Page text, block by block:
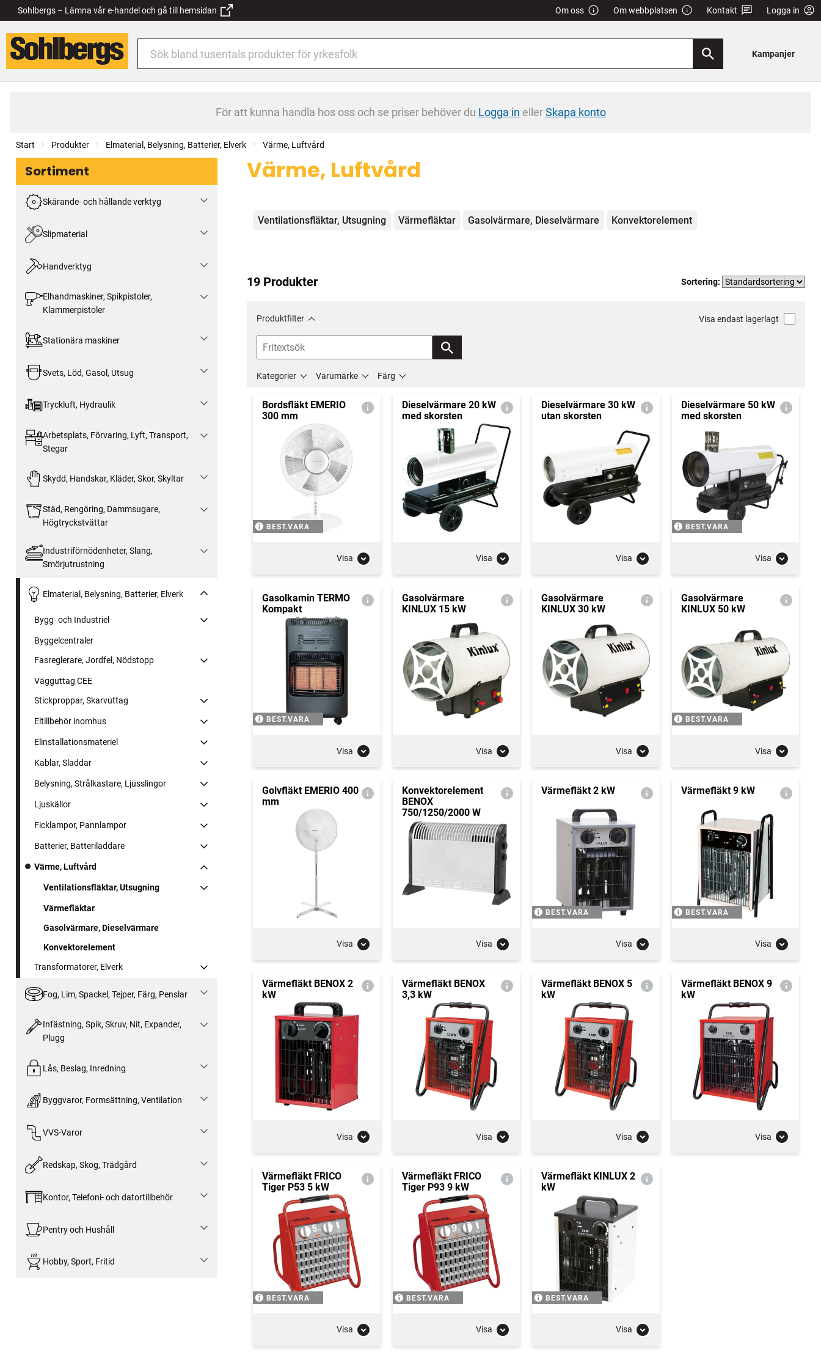
Sohlbergs – Lämna vår e-handel och gå till hemsidan Om oss Om webbplatsen Kontakt Logga in
Kampanjer
För att kunna handla hos oss och se priser behöver du Logga in ellerSkapa konto
Start Produkter Elmaterial, Belysning, Batterier, Elverk Värme, Luftvård
Sortiment
Skärande- och hållande verktyg
Slipmaterial
Handverktyg
Elhandmaskiner, Spikpistoler,
Klammerpistoler
Stationära maskiner
Svets, Löd, Gasol, Utsug
Tryckluft, Hydraulik
Arbetsplats, Förvaring, Lyft, Transport,
Stegar
Skydd, Handskar, Kläder, Skor, Skyltar
Städ, Rengöring, Dammsugare,
Högtryckstvättar
Industriförnödenheter, Slang,
Smörjutrustning
Elmaterial, Belysning, Batterier, Elverk
Bygg- och Industriel
Byggelcentraler
Fasreglerare, Jordfel, Nödstopp
Vägguttag CEE
Stickproppar, Skarvuttag
Eltillbehör inomhus
Elinstallationsmateriel
Kablar, Sladdar
Belysning, Strålkastare, Ljusslingor
Ljuskällor
Ficklampor, Pannlampor
Batterier, Batteriladdare
Värme, Luftvård
Ventilationsfläktar, Utsugning
Värmefläktar
Gasolvärmare, Dieselvärmare
Konvektorelement
Transformatorer, Elverk
Fog, Lim, Spackel, Tejper, Färg, Penslar
Infästning, Spik, Skruv, Nit, Expander,
Plugg
Lås, Beslag, Inredning
Byggvaror, Formsättning, Ventilation
VVS-Varor
Redskap, Skog, Trädgård
Kontor, Telefoni- och datortillbehör
Pentry och Hushåll
Hobby, Sport, Fritid
Värme, Luftvård
Kategorier
Ventilationsfläktar, Utsugning Värmefläktar Gasolvärmare, Dieselvärmare Konvektorelement
19 Produkter Sortering:
Produktfilter Visa endast lagerlagt
Kategorier Varumärke Färg
Bordsfläkt EMERIO
300 mm
BEST.VARA
Visa
Dieselvärmare 20 kW
med skorsten
Visa
Dieselvärmare 30 kW
utan skorsten
Visa
Dieselvärmare 50 kW
med skorsten
BEST.VARA
Visa
Gasolkamin TERMO
Kompakt
BEST.VARA
Visa
Gasolvärmare
KINLUX 15 kW
Visa
Gasolvärmare
KINLUX 30 kW
Visa
Gasolvärmare
KINLUX 50 kW
BEST.VARA
Visa
Golvfläkt EMERIO 400
mm
Visa
Konvektorelement
BENOX
750/1250/2000 W
Visa
Värmefläkt 2 kW
BEST.VARA
Visa
Värmefläkt 9 kW
BEST.VARA
Visa
Värmefläkt BENOX 2
kW
Visa
Värmefläkt BENOX
3,3 kW
Visa
Värmefläkt BENOX 5
kW
Visa
Värmefläkt BENOX 9
kW
Visa
Värmefläkt FRICO
Tiger P53 5 kW
BEST.VARA
Visa
Värmefläkt FRICO
Tiger P93 9 kW
BEST.VARA
Visa
Värmefläkt KINLUX 2
kW
BEST.VARA
Visa